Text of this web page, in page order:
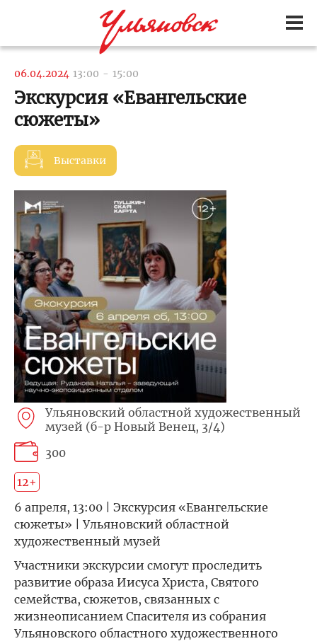
06.04.2024 13:00 - 15:00
Экскурсия «Евангельские
сюжеты»
Выставки
Ульяновский областной художественный
музей (б-р Новый Венец, 3/4)
300
12+
6 апреля, 13:00 | Экскурсия «Евангельские
сюжеты» | Ульяновский областной
художественный музей
Участники экскурсии смогут проследить
развитие образа Иисуса Христа, Святого
семейства, сюжетов, связанных с
жизнеописанием Спасителя из собрания
Ульяновского областного художественного